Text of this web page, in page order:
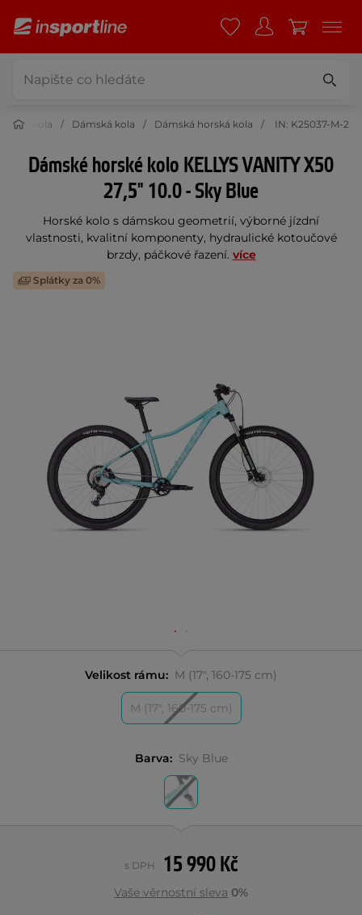
Jízdní kola Dámská kola Dámská horská kola IN: K25037-M-2
Dámské horské kolo KELLYS VANITY X50
27,5" 10.0 - Sky Blue
Horské kolo s dámskou geometrií, výborné jízdní
vlastnosti, kvalitní komponenty, hydraulické kotoučové
brzdy, páčkové řazení. více
Splátky za 0%
Velikost rámu: M (17", 160-175 cm)
M (17", 160-175 cm)
Barva: Sky Blue
15 990 Kč
s DPH
Vaše věrnostní sleva 0%